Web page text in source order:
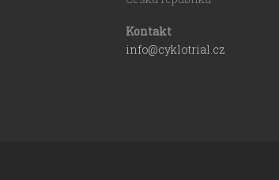
Kontakt
info@cyklotrial.cz